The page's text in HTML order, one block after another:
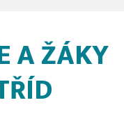
A ŽÁKY